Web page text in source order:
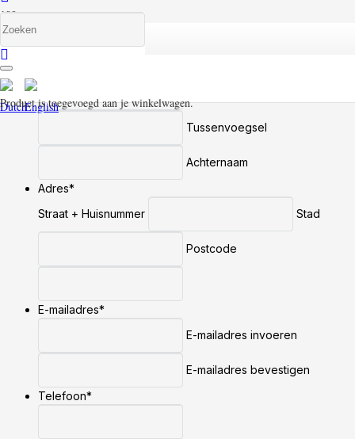
Productis toegevoegd aan je winkelwagen.
Tussenvoegsel
Achternaam
Adres*
Straat + Huisnummer
Stad
Postcode
E-mailadres*
E-mailadres invoeren
E-mailadres bevestigen
Telefoon*